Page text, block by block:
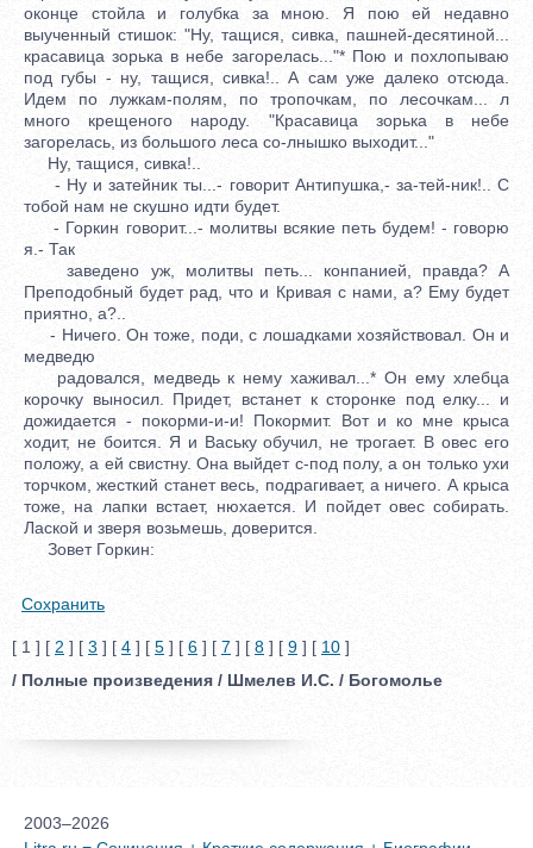
оконце стойла и голубка за мною. Я пою ей недавно
выученный стишок: "Ну, тащися, сивка, пашней-десятиной...
красавица зорька в небе загорелась..."* Пою и похлопываю
под губы - ну, тащися, сивка!.. А сам уже далеко отсюда.
Идем по лужкам-полям, по тропочкам, по лесочкам... л
много крещеного народу. "Красавица зорька в небе
загорелась, из большого леса со-лнышко выходит..."
Ну, тащися, сивка!..
- Ну и затейник ты...- говорит Антипушка,- за-тей-ник!.. С
тобой нам не скушно идти будет.
- Горкин говорит...- молитвы всякие петь будем! - говорю
я.- Так
заведено уж, молитвы петь... конпанией, правда? А
Преподобный будет рад, что и Кривая с нами, а? Ему будет
приятно, а?..
- Ничего. Он тоже, поди, с лошадками хозяйствовал. Он и
медведю
радовался, медведь к нему хаживал...* Он ему хлебца
корочку выносил. Придет, встанет к сторонке под елку... и
дожидается - покорми-и-и! Покормит. Вот и ко мне крыса
ходит, не боится. Я и Ваську обучил, не трогает. В овес его
положу, а ей свистну. Она выйдет с-под полу, а он только ухи
торчком, жесткий станет весь, подрагивает, а ничего. А крыса
тоже, на лапки встает, нюхается. И пойдет овес собирать.
Лаской и зверя возьмешь, доверится.
Зовет Горкин:
Сохранить
[ 1 ] [ 2 ] [ 3 ] [ 4 ] [ 5 ] [ 6 ] [ 7 ] [ 8 ] [ 9 ] [ 10 ]
/ Полные произведения / Шмелев И.С. / Богомолье
2003–2026